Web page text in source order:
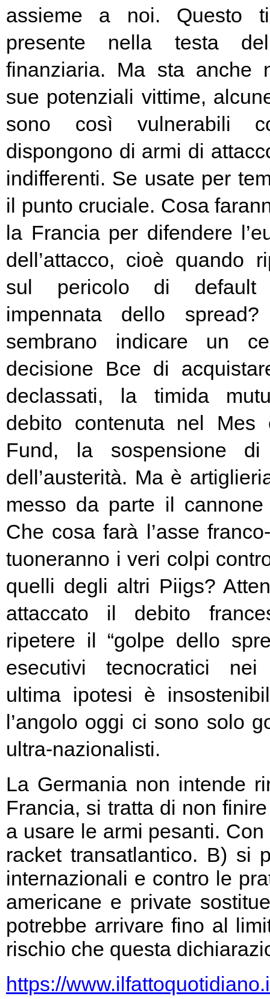
assieme a noi. Questo
presente nella testa
finanziaria. Ma sta anche
sue potenziali vittime,
sono così vulnerabili
dispongono di armi di
indifferenti. Se usate per
il punto cruciale. Cosa
la Francia per difendere
dell’attacco, cioè quando
sul pericolo di default
impennata dello
sembrano indicare un
decisione Bce di
declassati, la timida
debito contenuta nel Mes
Fund, la sospensione di
dell’austerità. Ma è
messo da parte il
Che cosa farà l’asse
tuoneranno i veri colpi
quelli degli altri Piigs?
attaccato il debito
ripetere il “golpe dello
esecutivi tecnocratici
ultima ipotesi è
l’angolo oggi ci sono solo
ultra-nazionalisti.
La Germania non intende
Francia, si tratta di non
a usare le armi pesanti.
racket transatlantico. B) si
internazionali e contro le
americane e private
potrebbe arrivare fino al
rischio che questa
https://